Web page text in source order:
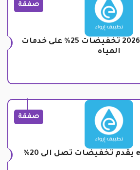
صفقة
كود خصم ارواء 2026 تخفيضات 25% على خدمات
المياه
صفقة